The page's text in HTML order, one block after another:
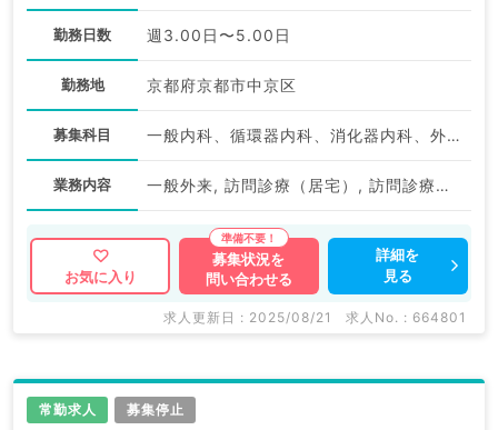
勤務日数 週3.00日〜5.00日
勤務地 京都府京都市中京区
募集科目 一般内科、循環器内科、消化器内科、外科系全般、一般外科、消化器外科、科目不問
業務内容 一般外来, 訪問診療（居宅）, 訪問診療（施設）
お気に入り
募集状況を
問い合わせる
詳細を
見る
求人更新日 : 2025/08/21 求人No. : 664801
常勤求人 募集停止